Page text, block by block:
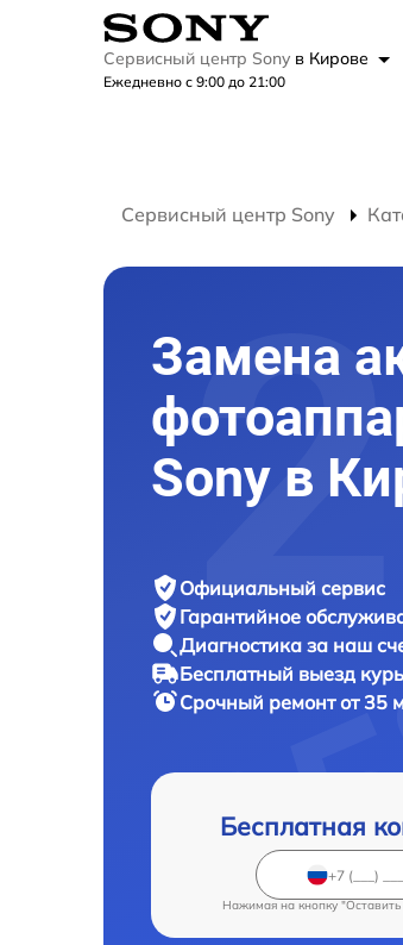
Сервисный центр Sony в Кирове
Ежедневно с 9:00 до 21:00
Сервисный центр Sony
Замена
Sony в
Официальный сервис
Гарантийное
Диагностика за наш
Бесплатный выезд
Срочный ремонтот 35
Бесплатная
Нажимая на кнопку